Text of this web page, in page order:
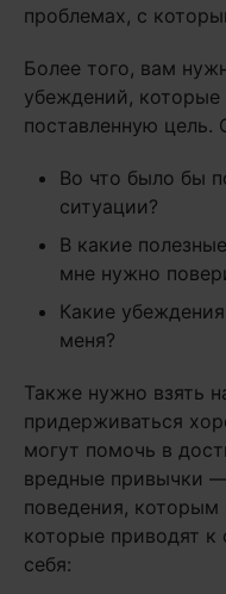
проблемах, с
Более того, вам
убеждений,
поставленную цель.
Во что было бы
ситуации?
В какие
мне нужно
Какие
меня?
Также нужно взять
придерживаться
могут помочь в
вредные привычки
поведения,
которые приводят
себя: